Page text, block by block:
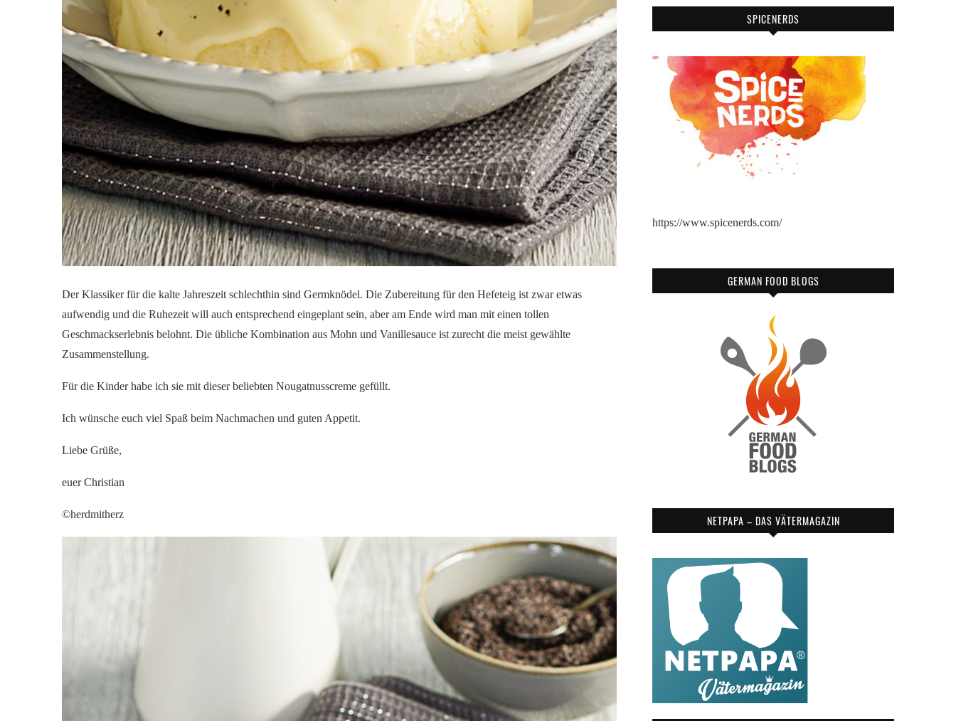
Der Klassiker für die kalte Jahreszeit schlechthin sind Germknödel. Die Zubereitung für den Hefeteig ist zwar etwas
aufwendig und die Ruhezeit will auch entsprechend eingeplant sein, aber am Ende wird man mit einen tollen
Geschmackserlebnis belohnt. Die übliche Kombination aus Mohn und Vanillesauce ist zurecht die meist gewählte
Zusammenstellung.
Für die Kinder habe ich sie mit dieser beliebten Nougatnusscreme gefüllt.
Ich wünsche euch viel Spaß beim Nachmachen und guten Appetit.
Liebe Grüße,
euer Christian
©herdmitherz
SPICENERDS
https://www.spicenerds.com/
GERMAN FOOD BLOGS
NETPAPA – DAS VÄTERMAGAZIN